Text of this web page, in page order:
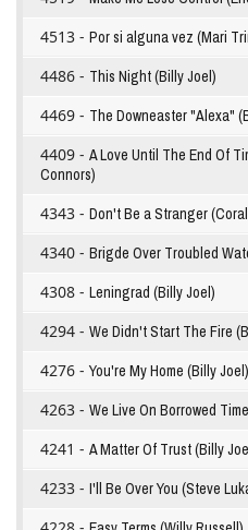
4513 - Por si alguna vez (Mari
4486 - This Night (Billy Joel)
4469 - The Downeaster "Alexa"
4409 - A Love Until The End Of
Connors)
4343 - Don't Be a Stranger
4340 - Brigde Over Troubled
4308 - Leningrad (Billy Joel)
4294 - We Didn't Start The Fire
4276 - You're My Home (Billy Joel)
4263 - We Live On Borrowed
4241 - A Matter Of Trust (Billy
4233 - I'll Be Over You (Steve